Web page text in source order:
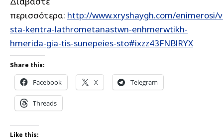
περισσότερα: http://www.xryshaygh.com/enimerosi/
sta-kentra-lathrometanastwn-enhmerwtikh-
hmerida-gia-tis-sunepeies-sto#ixzz43FNBlRYX
Share this:
Facebook X Telegram
Threads
Like this: